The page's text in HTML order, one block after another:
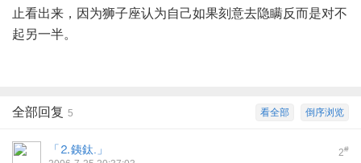
止看出来，因为狮子座认为自己如果刻意去隐瞒反而是对不
起另一半。
倒序浏览
看全部
全部回复 5
2#
「⒉銕鈦.」